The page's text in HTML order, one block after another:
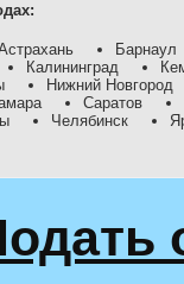
Барнаул
Калининград
Нижний Новгород
Саратов
Челябинск